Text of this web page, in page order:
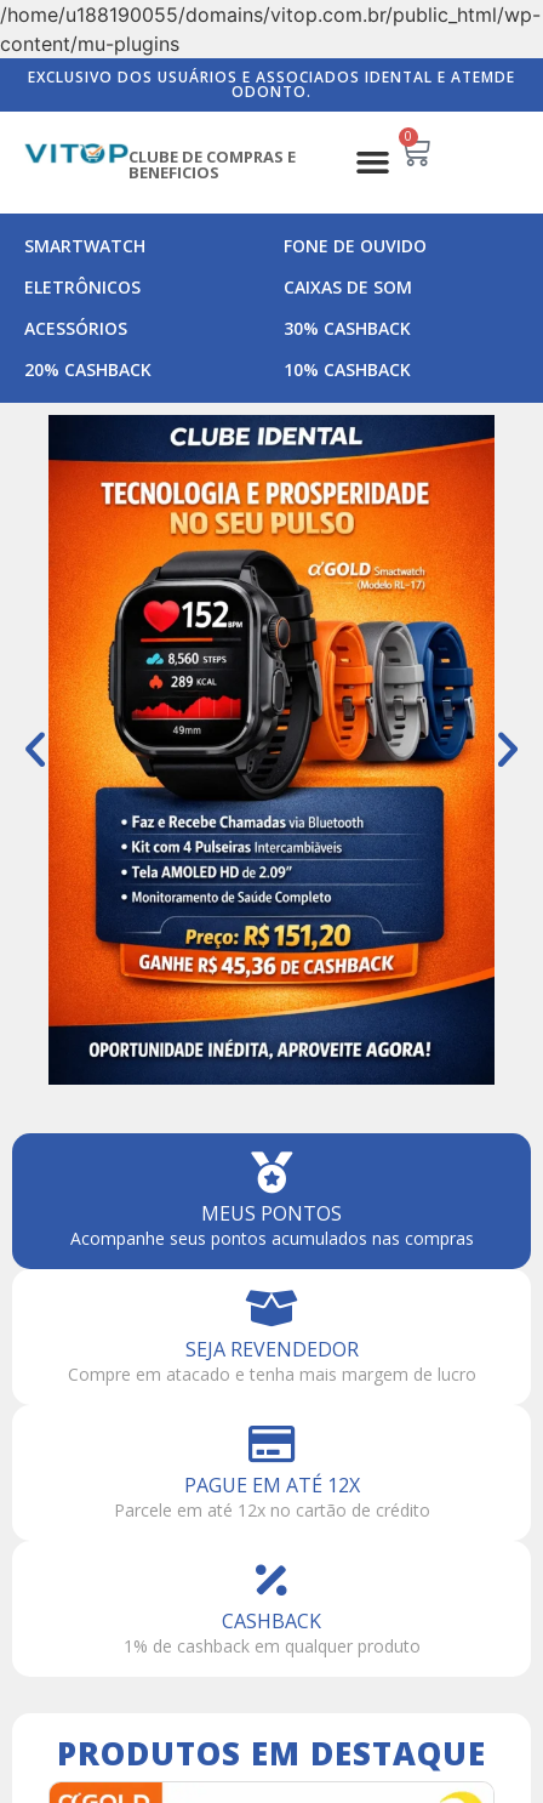
/home/u188190055/domains/vitop.com.br/public_html/wp-
content/mu-plugins
EXCLUSIVO DOS USUÁRIOS E ASSOCIADOS IDENTAL E ATEMDE
ODONTO.
CLUBE DE COMPRAS E
BENEFICIOS
0
SMARTWATCH
FONE DE OUVIDO
ELETRÔNICOS
CAIXAS DE SOM
ACESSÓRIOS
30% CASHBACK
20% CASHBACK
10% CASHBACK
MEUS PONTOS
Acompanhe seus pontos acumulados nas compras
SEJA REVENDEDOR
Compre em atacado e tenha mais margem de lucro
PAGUE EM ATÉ 12X
Parcele em até 12x no cartão de crédito
CASHBACK
1% de cashback em qualquer produto
PRODUTOS EM DESTAQUE